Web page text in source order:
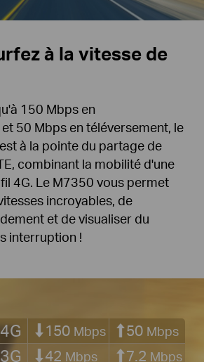
à la vitesse de
150 Mbps en
50 Mbps en téléversement, le
à la pointe du partage de
combinant la mobilité d'une
4G. Le M7350 vous permet
incroyables, de
et de visualiser du
interruption !
4G 150 Mbps 50 Mbps
3G 42 Mbps 7.2 Mbps